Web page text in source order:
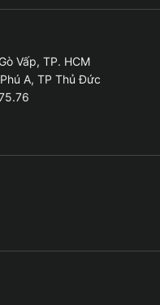
tự động Kia Morning
trên ô tô
trời nắng lâu,
ngạt, bạn không
Vấp, TP. HCM
A, TP Thủ Đức